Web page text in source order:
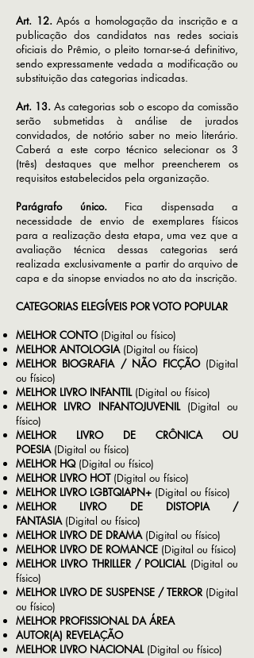
Art. 12.Após a homologação da inscrição e a
publicação dos candidatos nas redes sociais
oficiais do Prêmio, o pleito tornar-se-á definitivo,
sendo expressamente vedada a modificação ou
substituição das categorias indicadas.
Art. 13. As categorias sob o escopo da comissão
serão submetidas à análise de jurados
convidados, de notório saber no meio literário.
Caberá a este corpo técnico selecionar os 3
(três) destaques que melhor preencherem os
requisitos estabelecidos pela organização.
Parágrafo único.Fica dispensada a
necessidade de envio de exemplares físicos
para a realização desta etapa, uma vez que a
avaliação técnica dessas categorias será
realizada exclusivamente a partir do arquivo de
capa e da sinopse enviados no ato da inscrição.
CATEGORIAS ELEGÍVEIS POR VOTO POPULAR
MELHOR CONTO(Digital ou físico)
MELHOR ANTOLOGIA(Digital ou físico)
MELHOR BIOGRAFIA / NÃO FICÇÃO(Digital
ou físico)
MELHOR LIVRO INFANTIL(Digital ou físico)
MELHOR LIVRO INFANTOJUVENIL(Digital ou
físico)
MELHOR LIVRO DE CRÔNICA OU
POESIA(Digital ou físico)
MELHOR HQ(Digital ou físico)
MELHOR LIVRO HOT(Digital ou físico)
MELHOR LIVRO LGBTQIAPN+ (Digital ou físico)
MELHOR LIVRO DE DISTOPIA /
FANTASIA(Digital ou físico)
MELHOR LIVRO DE DRAMA(Digital ou físico)
MELHOR LIVRO DE ROMANCE (Digital ou físico)
MELHOR LIVRO THRILLER / POLICIAL (Digital ou
físico)
MELHOR LIVRO DE SUSPENSE / TERROR(Digital
ou físico)
MELHOR PROFISSIONAL DA ÁREA
AUTOR(A) REVELAÇÃO
MELHOR LIVRO NACIONAL(Digital ou físico)